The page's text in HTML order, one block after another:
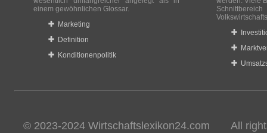
einem gewöhnlichen Glossar.
Marketing
Definition
Konditionenpolitik
© 2023-2024 Wirtschaftslexikon24.com All